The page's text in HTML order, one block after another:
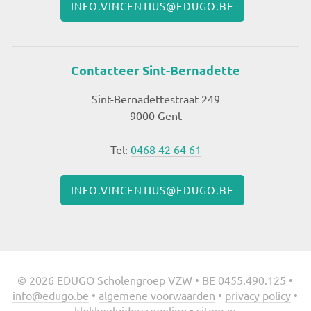
INFO.VINCENTIUS@EDUGO.BE
Contacteer Sint-Bernadette
Sint-Bernadettestraat 249
9000 Gent
Tel: 0468 42 64 61
INFO.VINCENTIUS@EDUGO.BE
© 2026 EDUGO Scholengroep VZW • BE 0455.490.125 •
info@edugo.be • algemene voorwaarden • privacy policy •